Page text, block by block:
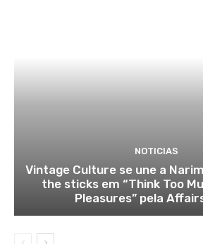
NOTICIAS
Vintage Culture se une a
the sticks em “Think Too
Pleasures” pela